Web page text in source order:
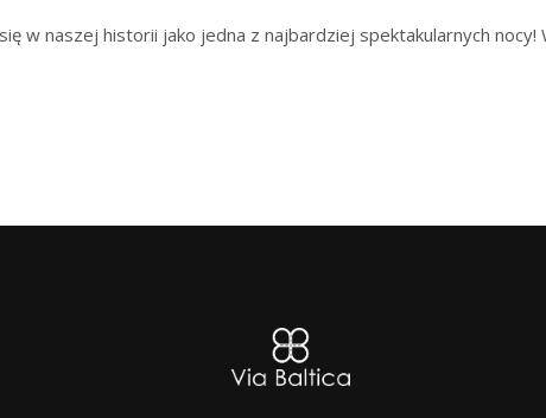
w naszej historii jako jedna z najbardziej spektakularnych